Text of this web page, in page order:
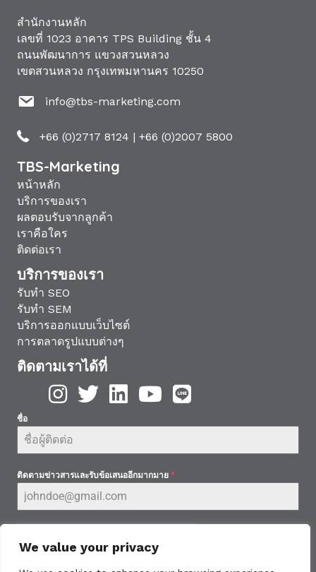
We value your privacy
สำนักงานหลัก
เลขที่ 1023 อาคาร TPS Building ชั้น 4
ถนนพัฒนาการ แขวงสวนหลวง
เขตสวนหลวง กรุงเทพมหานคร 10250
info@tbs-marketing.com
+66 (0)2717 8124 | +66 (0)2007 5800
TBS-Marketing
หน้าหลัก
บริการของเรา
ผลตอบรับจากลูกค้า
เราคือใคร
ติดต่อเรา
บริการของเรา
รับทำ SEO
รับทำ SEM
บริการออกแบบเว็บไซต์
การตลาดรูปแบบต่างๆ
ติดตามเราได้ที่
ชื่อ
ติดตามข่าวสารและรับข้อเสนออีกมากมาย *